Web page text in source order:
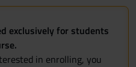
exclusively for students
in enrolling, you